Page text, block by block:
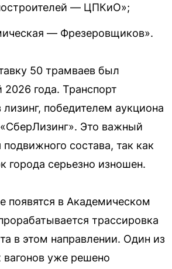
— ЦПКиО»;
— Фрезеровщиков».
50 трамваев был
2026 года. Транспорт
лизинг, победителем аукциона
Это важный
подвижного состава, так как
города серьезно изношен.
появятся в Академическом
трассировка
в этом направлении. Один из
вагонов уже решено